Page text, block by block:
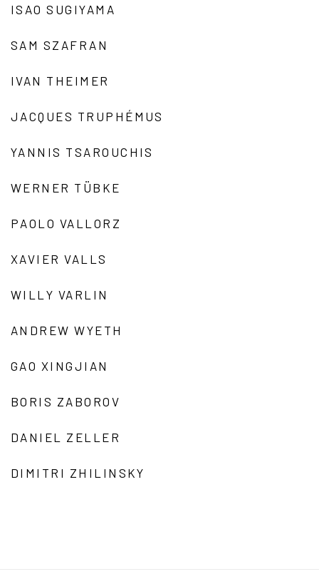
ISAO SUGIYAMA
SAM SZAFRAN
IVAN THEIMER
JACQUES TRUPHÉMUS
YANNIS TSAROUCHIS
WERNER TÜBKE
PAOLO VALLORZ
XAVIER VALLS
WILLY VARLIN
ANDREW WYETH
GAO XINGJIAN
BORIS ZABOROV
DANIEL ZELLER
DIMITRI ZHILINSKY